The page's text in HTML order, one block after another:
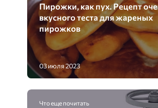
Пирожки, как пух. Рецепт
вкусного теста для жареных
пирожков
03 июля 2023
Что еще почитать